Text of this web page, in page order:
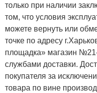
только при наличии
том, что условия
можете вернуть или
точке по адресу
площадка» магазин
службами доставки.
покупателя за
товара по вине